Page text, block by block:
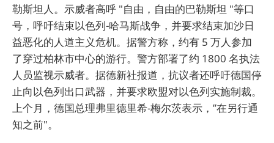
勒斯坦人。示威者高呼 "自由，自由的巴勒斯坦 "等口
号，呼吁结束以色列-哈马斯战争，并要求结束加沙日
益恶化的人道主义危机。据警方称，约有 5 万人参加
了穿过柏林市中心的游行。警方部署了约 1800 名执法
人员监视示威者。据德新社报道，抗议者还呼吁德国停
止向以色列出口武器，并要求欧盟对以色列实施制裁。
上个月，德国总理弗里德里希-梅尔茨表示，”在另行通
知之前"。